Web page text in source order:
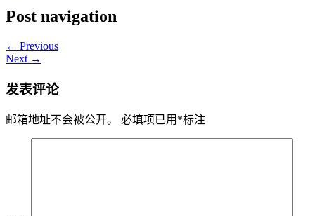
Post navigation
← Previous
Next →
发表评论
邮箱地址不会被公开。 必填项已用 *标注